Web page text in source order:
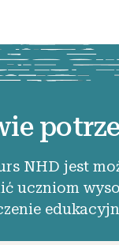
NHD jest
uczniom